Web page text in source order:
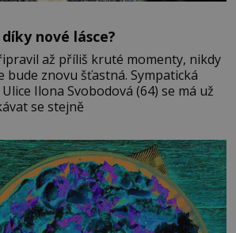
nové lásce?
až příliš kruté momenty, nikdy
znovu šťastná. Sympatická
Ilona Svobodová (64) se má už
se stejně